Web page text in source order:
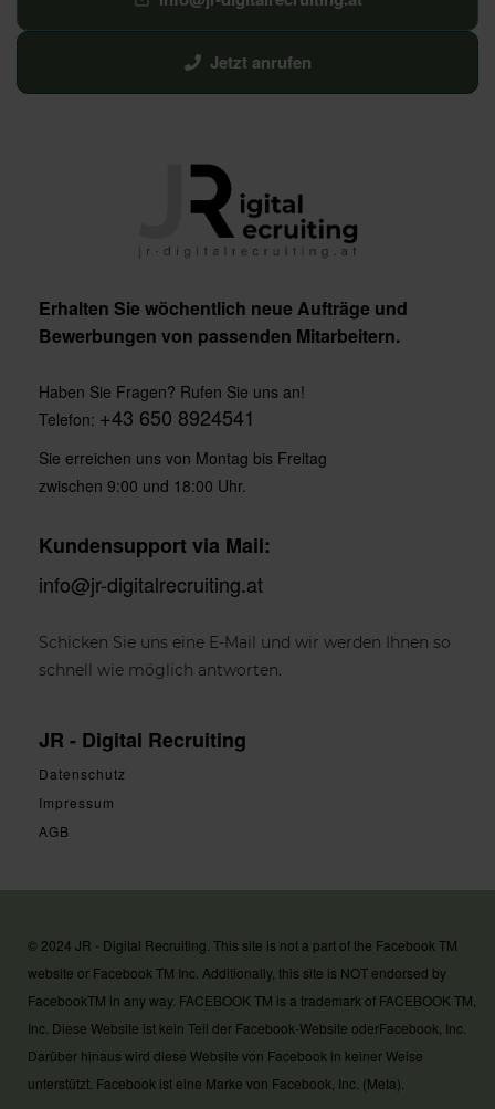
Jetzt anrufen
Erhalten Sie wöchentlich neue Aufträge und
Bewerbungen von passenden Mitarbeitern.
Haben Sie Fragen? Rufen Sie uns an!
Telefon: +43 650 8924541
Sie erreichen uns von Montag bis Freitag
zwischen 9:00 und 18:00 Uhr.
Kundensupport via Mail:
info@jr-digitalrecruiting.at
Schicken Sie uns eine E-Mail und wir werden Ihnen so
schnell wie möglich antworten.
JR - Digital Recruiting
Datenschutz
Impressum
AGB
© 2024 JR - Digital Recruiting. This site is not a part of the Facebook TM
website or Facebook TM Inc. Additionally, this site is NOT endorsed by
FacebookTM in any way. FACEBOOK TM is a trademark of FACEBOOK TM,
Inc. Diese Website ist kein Teil der Facebook-Website oderFacebook, Inc.
Darüber hinaus wird diese Website von Facebook in keiner Weise
unterstützt. Facebook ist eine Marke von Facebook, Inc. (Meta).